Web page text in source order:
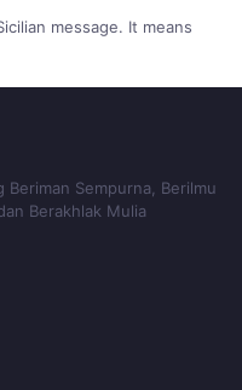
message. It means
Sempurna, Berilmu
Berakhlak Mulia